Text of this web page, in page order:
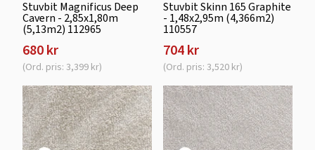
Stuvbit Magnificus Deep
Cavern - 2,85x1,80m
(5,13m2) 112965
680 kr
(Ord. pris: 3,399 kr)
Stuvbit Skinn 165 Graphite
- 1,48x2,95m (4,366m2)
110557
704 kr
(Ord. pris: 3,520 kr)